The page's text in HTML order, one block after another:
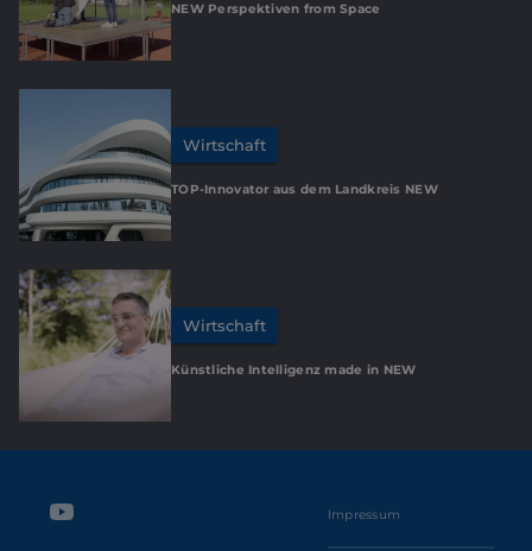
NEW Perspektiven from Space
Wirtschaft
TOP-Innovator aus dem Landkreis NEW
Wirtschaft
Künstliche Intelligenz made in NEW
Impressum